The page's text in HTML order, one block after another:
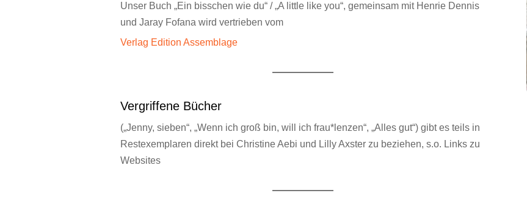
Unser Buch „Ein bisschen wie du“ / „A little like you“, gemeinsam mit Henrie Dennis
und Jaray Fofana wird vertrieben vom
Verlag Edition Assemblage
Vergriffene Bücher
(„Jenny, sieben“, „Wenn ich groß bin, will ich frau*lenzen“, „Alles gut“) gibt es teils in
Restexemplaren direkt bei Christine Aebi und Lilly Axster zu beziehen, s.o. Links zu
Websites